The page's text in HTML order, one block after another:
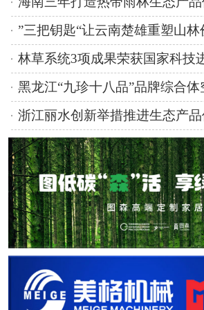
”三把钥匙“让云南楚雄重塑山林
林草系统3项成果荣获国家科技
浙江丽水创新举措推进生态产